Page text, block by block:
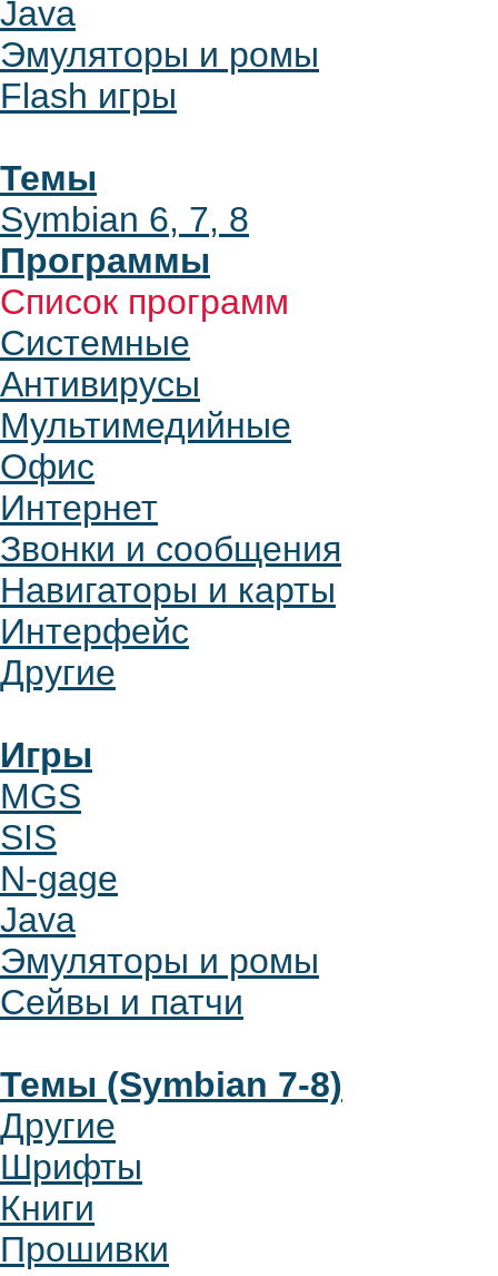
Java
Эмуляторы и ромы
Flash игры
Темы
Symbian 6, 7, 8
Программы
Список программ
Системные
Антивирусы
Мультимедийные
Офис
Интернет
Звонки и сообщения
Навигаторы и карты
Интерфейс
Другие
Игры
MGS
SIS
N-gage
Java
Эмуляторы и ромы
Сейвы и патчи
Темы (Symbian 7-8)
Другие
Шрифты
Книги
Прошивки